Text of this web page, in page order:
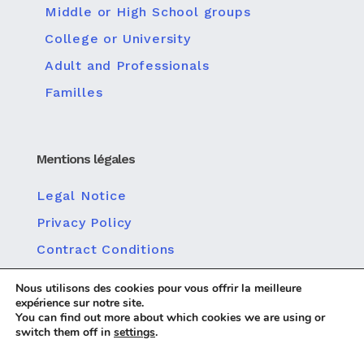
Middle or High School groups
College or University
Adult and Professionals
Familles
Mentions légales
Legal Notice
Privacy Policy
Contract Conditions
personnelles
Politique en matière de cookies
Nous utilisons des cookies pour vous offrir la meilleure
expérience sur notre site.
You can find out more about which cookies we are using or
switch them off in settings.